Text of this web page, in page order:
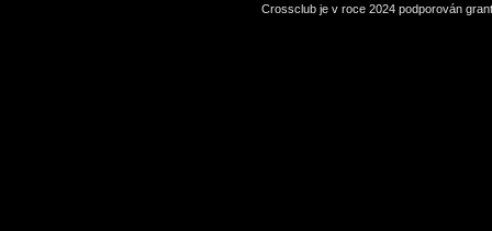
Crossclub je v roce 2024 podporován